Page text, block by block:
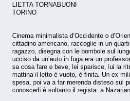
LIETTA TORNABUONI
TORINO
Cinema minimalista d’Occidente o
cittadino americano, raccoglie in un
ragazzo, disegna con le bombole sul
ucciso da un’auto in fuga era un
sa cosa fare e beve, lei sparisce, lui la
mattina il letto è vuoto, è finita. Un ex
spesa, poi va a far merenda disteso sul
conoscerli è soltanto il regista: a